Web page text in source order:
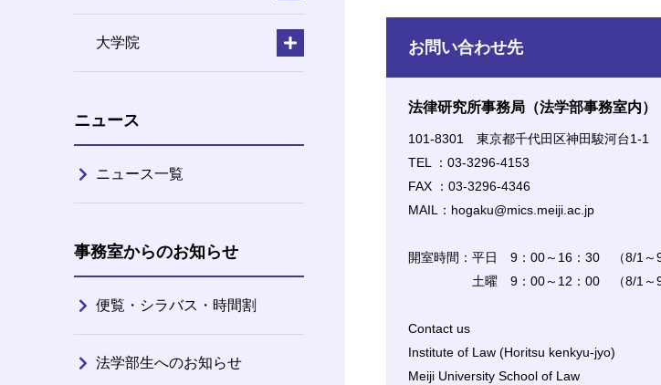
お問い合わせ先
法律研究所事務局（法学部事務室内）
101-8301 東京都千代田区神田駿河台1-1
TEL ：03-3296-4153
FAX ：03-3296-4346
MAIL：hogaku@mics.meiji.ac.jp
開室時間：平日 9：00～16：30 （8/1～
土曜 9：00～12：00 （8/1～9/
Contact us
Institute of Law (Horitsu kenkyu-jyo)
Meiji University School of Law
大学院
ニュース
ニュース一覧
事務室からのお知らせ
便覧・シラバス・時間割
法学部生へのお知らせ